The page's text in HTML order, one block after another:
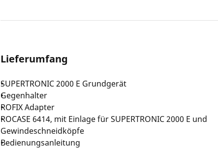
Lieferumfang
SUPERTRONIC 2000 E Grundgerät
Gegenhalter
ROFIX Adapter
ROCASE 6414, mit Einlage für SUPERTRONIC 2000 E und
Gewindeschneidköpfe
Bedienungsanleitung